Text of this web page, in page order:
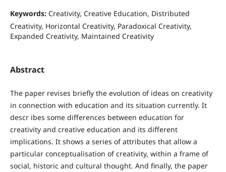
Keywords: Creativity, Creative Education, Distributed
Creativity, Horizontal Creativity, Paradoxical Creativity,
Expanded Creativity, Maintained Creativity
Abstract
The paper revises briefly the evolution of ideas on creativity
in connection with education and its situation currently. It
descr ibes some differences between education for
creativity and creative education and its different
implications. It shows a series of attributes that allow a
particular conceptualisation of creativity, within a frame of
social, historic and cultural thought. And finally, the paper